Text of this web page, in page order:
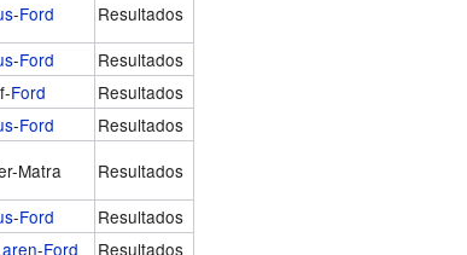
-Ford
Resultados
-Ford
Resultados
Ford
Resultados
-Ford
Resultados
Matra
Resultados
-Ford
Resultados
-Ford
Resultados